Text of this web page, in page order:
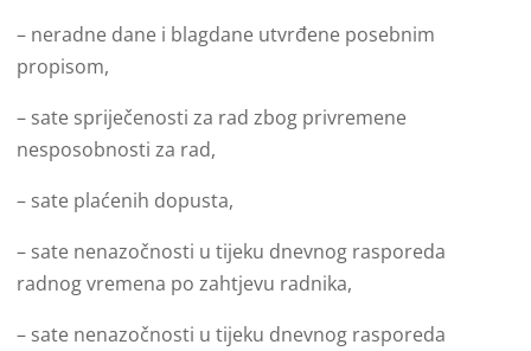
– neradne dane i blagdane utvrđene posebnim
propisom,
– sate spriječenosti za rad zbog privremene
nesposobnosti za rad,
– sate plaćenih dopusta,
– sate nenazočnosti u tijeku dnevnog rasporeda
radnog vremena po zahtjevu radnika,
– sate nenazočnosti u tijeku dnevnog rasporeda